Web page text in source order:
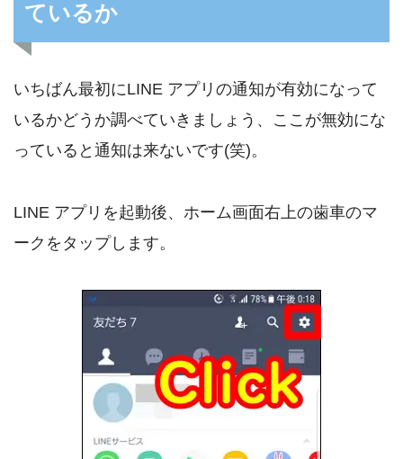
ているか
いちばん最初にLINE アプリの通知が有効になって
いるかどうか調べていきましょう、ここが無効にな
っていると通知は来ないです(笑)。
LINE アプリを起動後、ホーム画面右上の歯車のマ
ークをタップします。